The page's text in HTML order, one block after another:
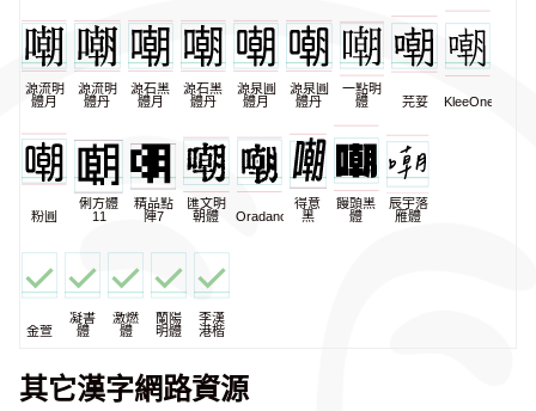
源流明
體月
源流明
體丹
源石黑
體月
源石黑
體丹
源泉圓
體月
源泉圓
體丹
一點明
體
芫荽 KleeOne
粉圓
俐方體
11
精品點
陣7
匯文明
朝體
Oradano
得意
黑
饅頭黑
體
辰宇落
雁體
金萱
凝書
體
激燃
體
蘭陽
明體
李漢
港楷
其它漢字網路資源